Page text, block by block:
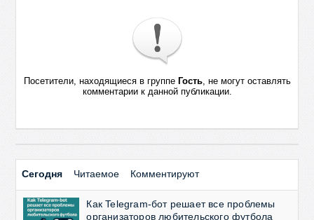
Посетители, находящиеся в группе Гость, не могут оставлять
комментарии к данной публикации.
Сегодня Читаемое Комментируют
Как Telegram-бот решает все проблемы
организаторов любительского футбола